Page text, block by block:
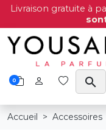
Livraison gratuite à
0 search
Accueil Accessoires